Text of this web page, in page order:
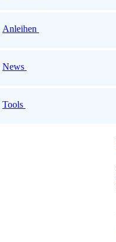
Anleihen
News
Tools